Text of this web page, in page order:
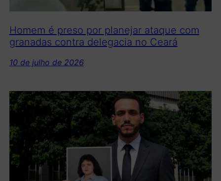
Homem é preso por planejar ataque com
granadas contra delegacia no Ceará
10 de julho de 2026